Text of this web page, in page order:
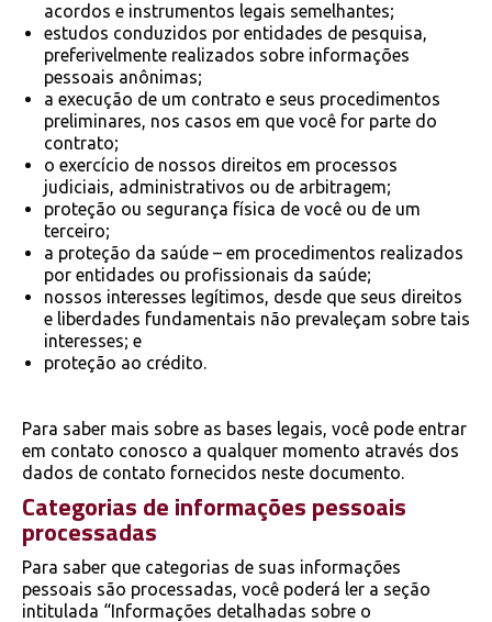
acordos e instrumentos legais semelhantes;
estudos conduzidos por entidades de pesquisa,
preferivelmente realizados sobre informações
pessoais anônimas;
a execução de um contrato e seus procedimentos
preliminares, nos casos em que você for parte do
contrato;
o exercício de nossos direitos em processos
judiciais, administrativos ou de arbitragem;
proteção ou segurança física de você ou de um
terceiro;
a proteção da saúde – em procedimentos realizados
por entidades ou profissionais da saúde;
nossos interesses legítimos, desde que seus direitos
e liberdades fundamentais não prevaleçam sobre tais
interesses; e
proteção ao crédito.
Para saber mais sobre as bases legais, você pode entrar
em contato conosco a qualquer momento através dos
dados de contato fornecidos neste documento.
Categorias de informações pessoais
processadas
Para saber que categorias de suas informações
pessoais são processadas, você poderá ler a seção
intitulada “Informações detalhadas sobre o